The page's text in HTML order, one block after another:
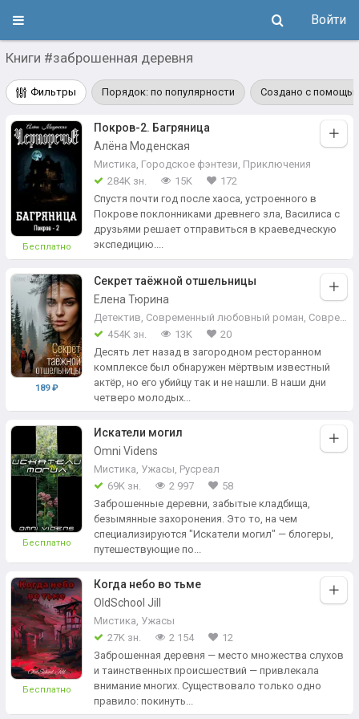
Войти
Книги #заброшенная деревня
Фильтры Порядок: по популярности Создано с
Бесплатно
Покров-2. Багряница
Алёна Моденская
Мистика, Городское фэнтези, Приключения
284K зн.
15K
172
Спустя почти год после хаоса, устроенного в
Покрове поклонниками древнего зла, Василиса с
друзьями решает отправиться в краеведческую
экспедицию....
189 ₽
Секрет таёжной отшельницы
Елена Тюрина
Детектив, Современный любовный роман, Современная проза
454K зн.
13K
20
Десять лет назад в загородном ресторанном
комплексе был обнаружен мёртвым известный
актёр, но его убийцу так и не нашли. В наши дни
четверо молодых...
Бесплатно
Искатели могил
Omni Videns
Мистика, Ужасы, Русреал
69K зн.
2 997
58
Заброшенные деревни, забытые кладбища,
безымянные захоронения. Это то, на чем
специализируются "Искатели могил" — блогеры,
путешествующие по...
Бесплатно
Когда небо во тьме
OldSchool Jill
Мистика, Ужасы
27K зн.
2 154
12
Заброшенная деревня — место множества слухов
и таинственных происшествий — привлекала
внимание многих. Существовало только одно
правило: покинуть...